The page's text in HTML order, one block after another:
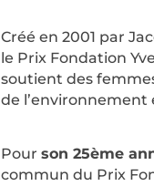
Créé en 2001 par
le Prix Fondation
soutient des
de l’environnement
Pour son 25ème
commun du Prix